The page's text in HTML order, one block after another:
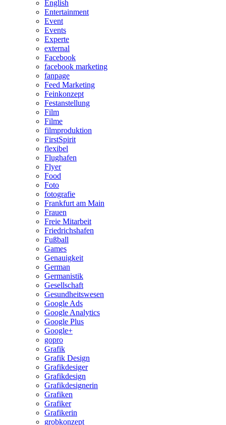
English
Entertainment
Event
Events
Experte
external
Facebook
facebook marketing
fanpage
Feed Marketing
Feinkonzept
Festanstellung
Film
Filme
filmproduktion
FirstSpirit
flexibel
Flughafen
Flyer
Food
Foto
fotografie
Frankfurt am Main
Frauen
Freie Mitarbeit
Friedrichshafen
Fußball
Games
Genauigkeit
German
Germanistik
Gesellschaft
Gesundheitswesen
Google Ads
Google Analytics
Google Plus
Google+
gopro
Grafik
Grafik Design
Grafikdesiger
Grafikdesign
Grafikdesignerin
Grafiken
Grafiker
Grafikerin
grobkonzept